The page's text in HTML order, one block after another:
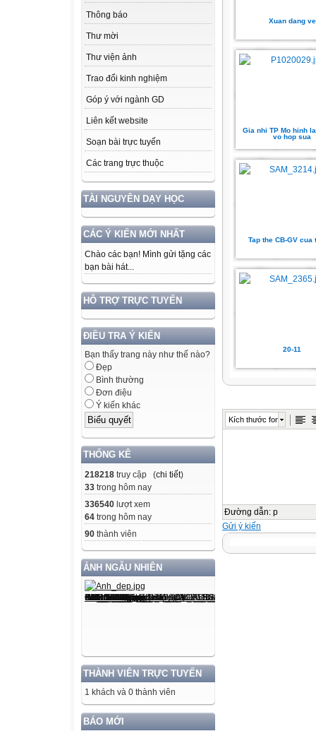
Thông báo
Thư mời
Thư viện ảnh
Trao đổi kinh nghiệm
Góp ý với ngành GD
Liên kết website
Soạn bài trực tuyến
Các trang trực thuộc
TÀI NGUYÊN DẠY HỌC
CÁC Ý KIẾN MỚI NHẤT
Chào các bạn! Mình gửi tặng các
bạn bài hát...
HỖ TRỢ TRỰC TUYẾN
ĐIỀU TRA Ý KIẾN
Bạn thấy trang này như thế nào?
Đẹp
Bình thường
Đơn điệu
Ý kiến khác
THỐNG KÊ
218218 truy cập (chi tiết)
33 trong hôm nay
336540 lượt xem
64 trong hôm nay
90 thành viên
ẢNH NGẪU NHIÊN
THÀNH VIÊN TRỰC TUYẾN
1 khách và 0 thành viên
BÁO MỚI
Xuan dang ve
Gia nhi TP Mo hinh
vo hop sua
Tap the CB-GV cua
20-11
Kích thước font
Đường dẫn: p
Gửi ý kiến